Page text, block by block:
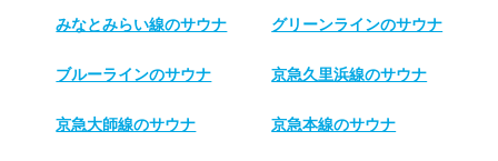
みなとみらい線のサウナ グリーンラインのサウナ
ブルーラインのサウナ 京急久里浜線のサウナ
京急大師線のサウナ 京急本線のサウナ